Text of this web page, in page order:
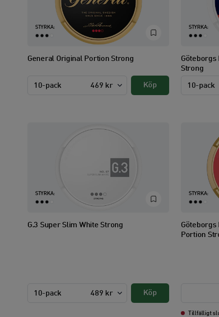
STYRKA:
General Original Portion Strong
10-pack 469 kr Köp
STYRKA:
Göteborgs
Strong
10-pack
STYRKA:
G.3 Super Slim White Strong
10-pack 489 kr Köp
STYRKA:
Göteborgs
Portion
Tillfälligt